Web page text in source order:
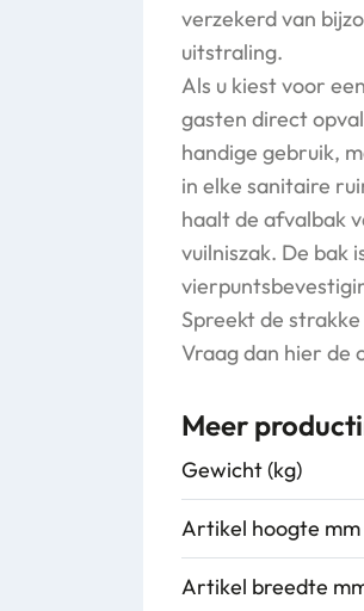
verzekerd van
uitstraling.
Als u kiest voor
gasten direct
handige gebruik,
in elke sanitaire
haalt de afvalbak
vuilniszak. De bak
Spreekt de
Vraag dan hier de
Meer
Gewicht (kg)
Artikel hoogte mm
Artikel breedte